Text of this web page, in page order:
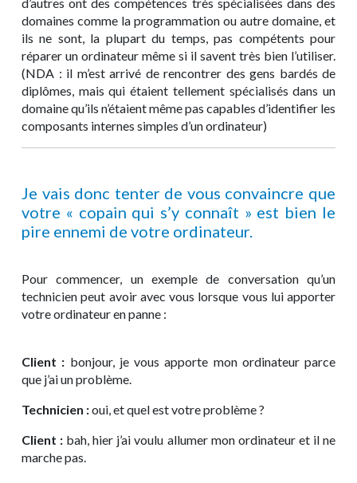
domaines comme la programmation ou autre domaine, et
ils ne sont, la plupart du temps, pas compétents pour
réparer un ordinateur même si il savent très bien l’utiliser.
(NDA : il m’est arrivé de rencontrer des gens bardés de
diplômes, mais qui étaient tellement spécialisés dans un
domaine qu’ils n’étaient même pas capables d’identifier les
composants internes simples d’un ordinateur)
Je vais donc tenter de vous convaincre que
votre « copain qui s’y connaît » est bien le
pire ennemi de votre ordinateur.
Pour commencer, un exemple de conversation qu’un
technicien peut avoir avec vous lorsque vous lui apporter
votre ordinateur en panne :
Client : bonjour, je vous apporte mon ordinateur parce
que j’ai un problème.
Technicien :oui, et quel est votre problème ?
Client : bah, hier j’ai voulu allumer mon ordinateur et il ne
marche pas.